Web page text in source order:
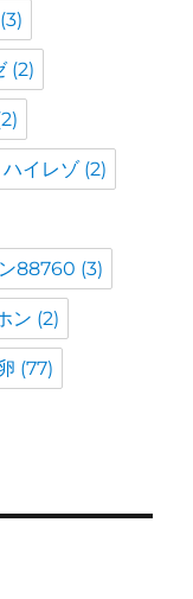
(3)
(2)
ハイレゾ(2)
88760 (3)
ン (2)
(77)